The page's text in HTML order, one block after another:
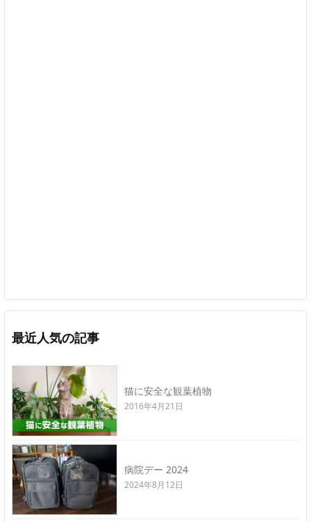
最近人気の記事
猫に安全な観葉植物
2016年4月21日
病院デー 2024
2024年8月12日